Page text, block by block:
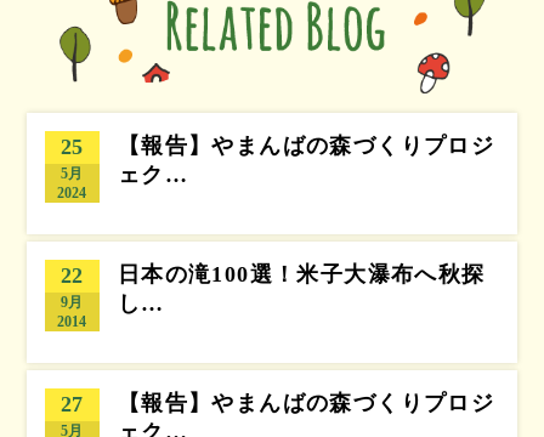
25
5月
2024
【報告】やまんばの森づくりプロジ
ェク…
22
9月
2014
日本の滝100選！米子大瀑布へ秋探
し…
27
5月
【報告】やまんばの森づくりプロジ